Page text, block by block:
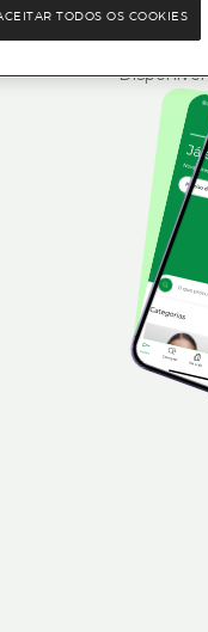
o código QR com o
Disponível
TODOS OS COOKIES